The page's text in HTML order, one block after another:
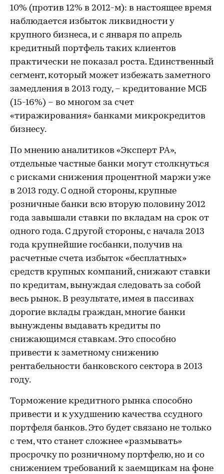
10% (против 12% в 2012-м): в настоящее время
наблюдается избыток ликвидности у
крупного бизнеса, и с января по апрель
кредитный портфель таких клиентов
практически не показал роста. Единственный
сегмент, который может избежать заметного
замедления в 2013 году, – кредитование МСБ
(15-16%) – во многом за счет
«тиражирования» банками микрокредитов
бизнесу.
По мнению аналитиков «Эксперт РА»,
отдельные частные банки могут столкнуться
с рисками снижения процентной маржи уже
в 2013 году. С одной стороны, крупные
розничные банки всю вторую половину 2012
года завышали ставки по вкладам на срок от
одного года. С другой стороны, с начала 2013
года крупнейшие госбанки, получив на
расчетные счета избыток «бесплатных»
средств крупных компаний, снижают ставки
по кредитам, вынуждая следовать за собой
весь рынок. В результате, имея в пассивах
дорогие вклады граждан, многие банки
вынуждены выдавать кредиты по
снижающимся ставкам. Это способно
привести к заметному снижению
рентабельности банковского сектора в 2013
году.
Торможение кредитного рынка способно
привести и к ухудшению качества ссудного
портфеля банков. Это будет связано не только
с тем, что станет сложнее «размывать»
просрочку по розничному портфелю, но и со
снижением требований к заемщикам на фоне